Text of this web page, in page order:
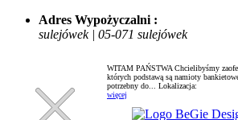
Adres Wypożyczalni :
sulejówek | 05-071 sulejówek
WITAM PAŃSTWA Chcielibyśmy
których podstawą są namioty
potrzebny do... Lokalizacja:
więcej